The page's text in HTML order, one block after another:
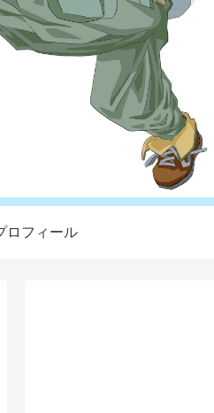
ロフィール